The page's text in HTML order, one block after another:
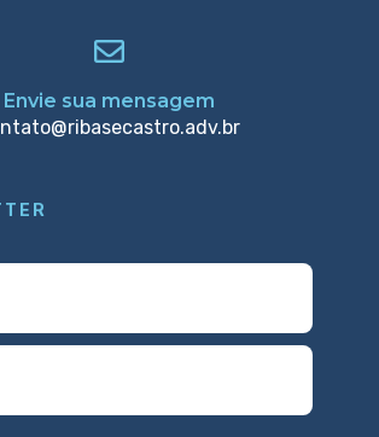
Envie sua mensagem